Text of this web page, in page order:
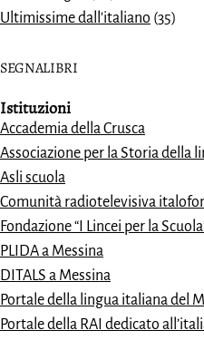
Ultimissime dall'italiano (35)
SEGNALIBRI
Istituzioni
Accademia della Crusca
Associazione per la Storia della
Asli scuola
Comunità radiotelevisiva
Fondazione “I Lincei per la
PLIDA a Messina
DITALS a Messina
Portale della lingua italiana del
Portale della RAI dedicato